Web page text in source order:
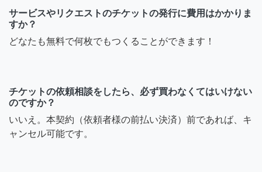
サービスやリクエストのチケットの発行に費用はかかりま
すか？
どなたも無料で何枚でもつくることができます！
チケットの依頼相談をしたら、必ず買わなくてはいけない
のですか？
いいえ。本契約（依頼者様の前払い決済）前であれば、キ
ャンセル可能です。